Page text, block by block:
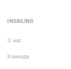
INSAILING
О нас
Команда